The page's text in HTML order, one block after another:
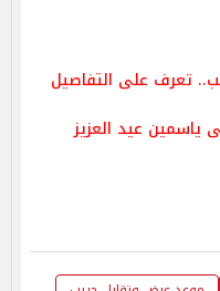
تعرف على التفاصيل
ياسمين عيد العزيز